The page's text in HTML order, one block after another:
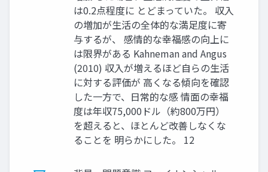
は0.2点程度に とどまっていた。 収入
の増加が生活の全体的な満足度に寄
与するが、 感情的な幸福感の向上に
は限界がある Kahneman and Angus
(2010) 収入が増えるほど自らの生活
に対する評価が 高くなる傾向を確認
した一方で、日常的な感 情面の幸福
度は年収75,000ドル（約800万円）
を超えると、ほとんど改善しなくな
ることを 明らかにした。 12